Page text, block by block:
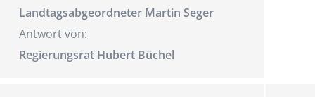
Landtagsabgeordneter Martin Seger
Antwort von:
Regierungsrat Hubert Büchel